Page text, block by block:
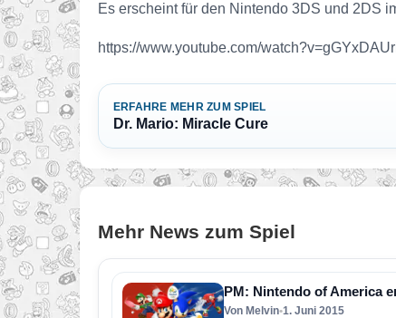
Es erscheint für den Nintendo 3DS und 2DS
https://www.youtube.com/
ERFAHRE MEHR ZUM SPIEL
Dr. Mario: Miracle Cure
Mehr News zum Spiel
PM: Nintendo of America
Von Melvin•1. Juni 2015